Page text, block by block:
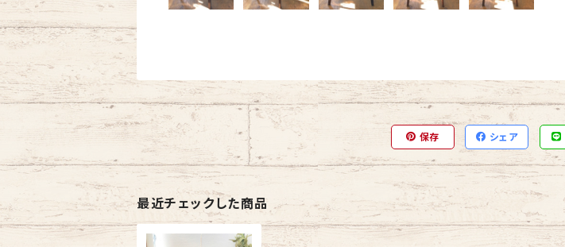
保存 シェア
最近チェックした商品